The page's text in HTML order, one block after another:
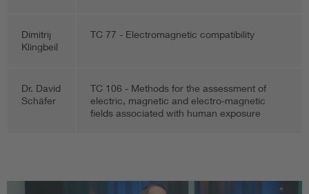
Dimitrij
Klingbeil
TC 77 - Electromagnetic compatibility
Dr. David
Schäfer
TC 106 - Methods for the assessment of
electric, magnetic and electro-magnetic
fields associated with human exposure